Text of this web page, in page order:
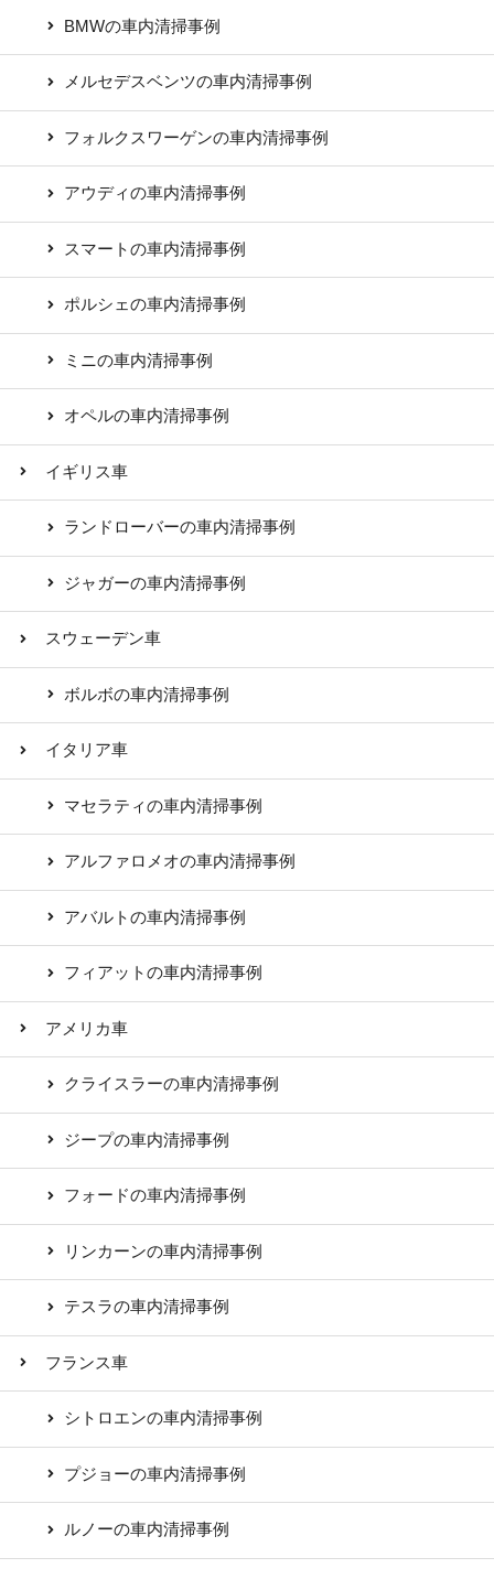
BMWの車内清掃事例
メルセデスベンツの車内清掃事例
フォルクスワーゲンの車内清掃事例
アウディの車内清掃事例
スマートの車内清掃事例
ポルシェの車内清掃事例
ミニの車内清掃事例
オペルの車内清掃事例
イギリス車
ランドローバーの車内清掃事例
ジャガーの車内清掃事例
スウェーデン車
ボルボの車内清掃事例
イタリア車
マセラティの車内清掃事例
アルファロメオの車内清掃事例
アバルトの車内清掃事例
フィアットの車内清掃事例
アメリカ車
クライスラーの車内清掃事例
ジープの車内清掃事例
フォードの車内清掃事例
リンカーンの車内清掃事例
テスラの車内清掃事例
フランス車
シトロエンの車内清掃事例
プジョーの車内清掃事例
ルノーの車内清掃事例